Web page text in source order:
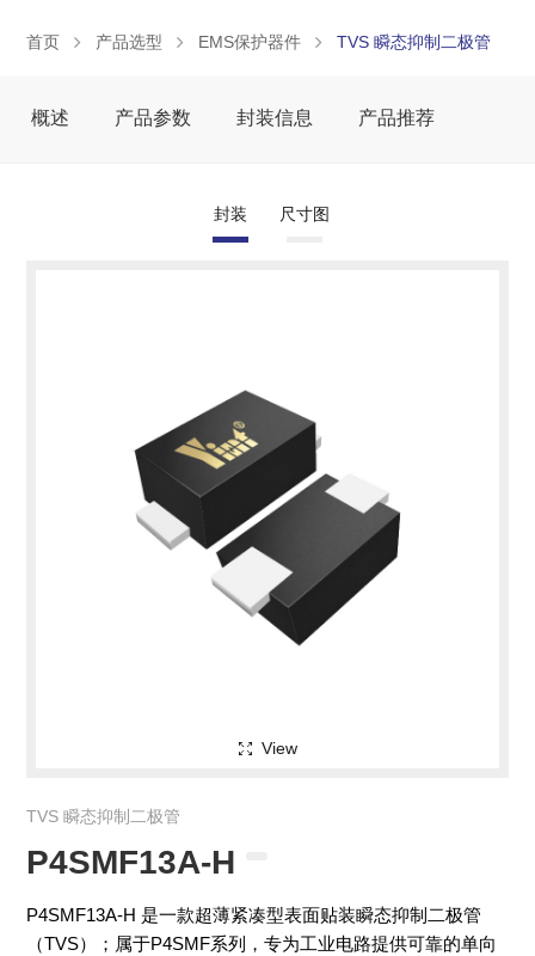
首页 产品选型 EMS保护器件 TVS 瞬态抑制二极管
概述 产品参数 封装信息 产品推荐
封装 尺寸图
View
TVS 瞬态抑制二极管
P4SMF13A-H
P4SMF13A-H 是一款超薄紧凑型表面贴装瞬态抑制二极管
（TVS）；属于P4SMF系列，专为工业电路提供可靠的单向